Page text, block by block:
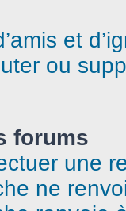
et
ou
forums
une
ne